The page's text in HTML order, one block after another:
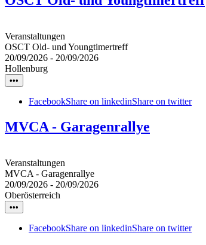
Veranstaltungen
OSCT Old- und Youngtimertreff
20/09/2026 - 20/09/2026
Hollenburg
•••
FacebookShare on linkedinShare on twitter
MVCA - Garagenrallye
Veranstaltungen
MVCA - Garagenrallye
20/09/2026 - 20/09/2026
Oberösterreich
•••
FacebookShare on linkedinShare on twitter